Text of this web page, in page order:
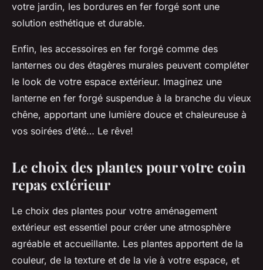
votre jardin, les bordures en fer forgé sont une
solution esthétique et durable.
Enfin, les accessoires en fer forgé comme des
lanternes ou des étagères murales peuvent compléter
le look de votre espace extérieur. Imaginez une
lanterne en fer forgé suspendue à la branche du vieux
chêne, apportant une lumière douce et chaleureuse à
vos soirées d’été… Le rêve!
Le choix des plantes pour votre coin
repas extérieur
Le choix des plantes pour votre aménagement
extérieur est essentiel pour créer une atmosphère
agréable et accueillante. Les plantes apportent de la
couleur, de la texture et de la vie à votre espace, et